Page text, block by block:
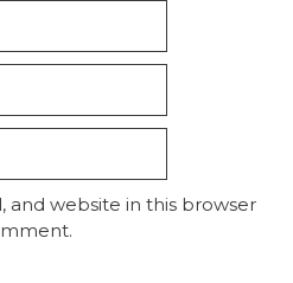
and website in this browser